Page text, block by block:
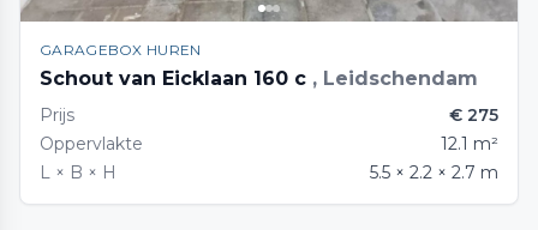
GARAGEBOX HUREN
Schout van Eicklaan 160 c , Leidschendam
Prijs
€ 275
Oppervlakte
12.1 m²
L × B × H
5.5 × 2.2 × 2.7 m